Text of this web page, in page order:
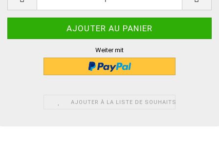
Weiter mit
AJOUTER À LA LISTE DE SOUHAITS